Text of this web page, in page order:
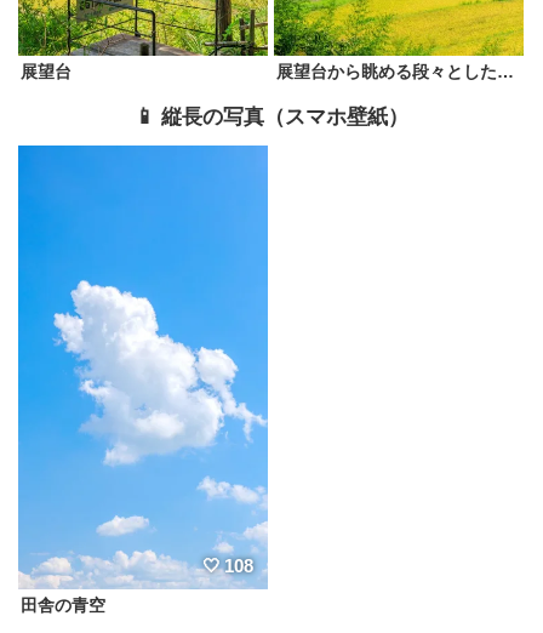
展望台 展望台から眺める段々とした棚田
📱 縦長の写真（スマホ壁紙）
108
田舎の青空